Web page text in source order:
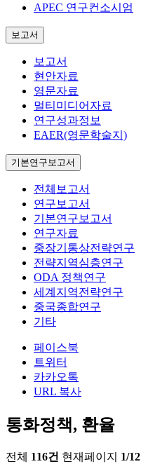
APEC 연구컨소시엄
보고서
보고서
현안자료
영문자료
멀티미디어자료
연구성과정보
EAER(영문학술지)
기본연구보고서
전체보고서
연구보고서
기본연구보고서
연구자료
중장기통상전략연구
전략지역심층연구
ODA 정책연구
세계지역전략연구
중국종합연구
기타
페이스북
트위터
카카오톡
URL 복사
통화정책, 환율
전체 116건 현재페이지 1/12